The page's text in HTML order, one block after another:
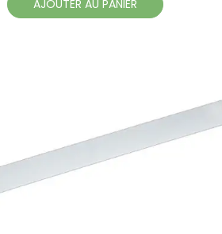
AJOUTER AU PANIER